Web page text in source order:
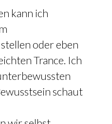
kann ich
oder eben
Trance. Ich
schaut